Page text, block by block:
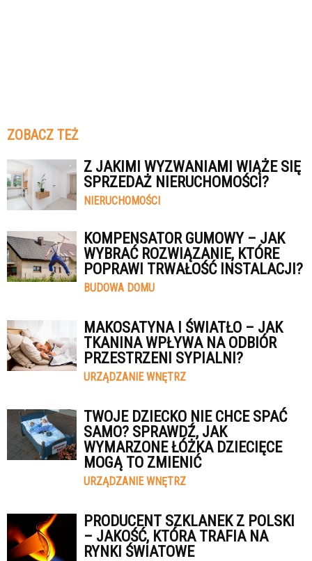
ZOBACZ TEŻ
Z JAKIMI WYZWANIAMI WIĄŻE SIĘ
SPRZEDAŻ NIERUCHOMOŚCI?
NIERUCHOMOŚCI
KOMPENSATOR GUMOWY – JAK
WYBRAĆ ROZWIĄZANIE, KTÓRE
POPRAWI TRWAŁOŚĆ INSTALACJI?
BUDOWA DOMU
MAKOSATYNA I ŚWIATŁO – JAK
TKANINA WPŁYWA NA ODBIÓR
PRZESTRZENI SYPIALNI?
URZĄDZANIE WNĘTRZ
TWOJE DZIECKO NIE CHCE SPAĆ
SAMO? SPRAWDŹ, JAK
WYMARZONE ŁÓŻKA DZIECIĘCE
MOGĄ TO ZMIENIĆ
URZĄDZANIE WNĘTRZ
PRODUCENT SZKLANEK Z POLSKI
– JAKOŚĆ, KTÓRA TRAFIA NA
RYNKI ŚWIATOWE